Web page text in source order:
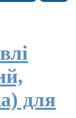
для